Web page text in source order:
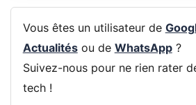
Vous êtes un utilisateur de
Actualitésou de WhatsApp?
Suivez-nous pour ne rien rater
tech !